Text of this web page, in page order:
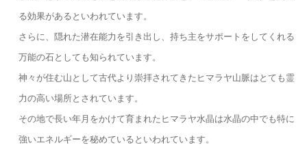
る効果があるといわれています。
さらに、隠れた潜在能力を引き出し、持ち主をサポートをしてくれる
万能の石としても知られています。
神々が住む山として古代より崇拝されてきたヒマラヤ山脈はとても霊
力の高い場所とされています。
その地で長い年月をかけて育まれたヒマラヤ水晶は水晶の中でも特に
強いエネルギーを秘めているといわれています。